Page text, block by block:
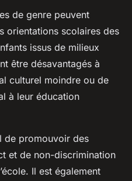
de genre peuvent
orientations scolaires des
issus de milieux
être désavantagés à
culturel moindre ou de
à leur éducation
de promouvoir des
et de non-discrimination
Il est également